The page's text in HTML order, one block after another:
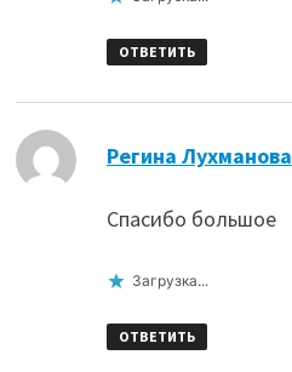
ОТВЕТИТЬ
Регина Лухманова
Спасибо большое
Загрузка...
ОТВЕТИТЬ